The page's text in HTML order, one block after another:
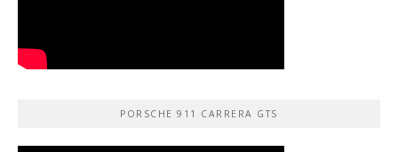
PORSCHE 911 CARRERA GTS